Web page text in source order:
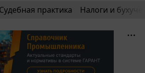
Судебная практика Налоги и